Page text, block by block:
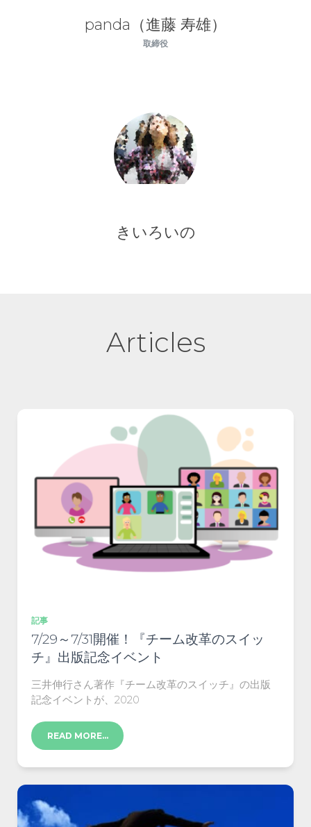
panda（進藤 寿雄）
取締役
きいろいの
Articles
記事
7/29～7/31開催！『チーム改革のスイッ
チ』出版記念イベント
三井伸行さん著作『チーム改革のスイッチ』の出版
記念イベントが、2020
READ MORE…